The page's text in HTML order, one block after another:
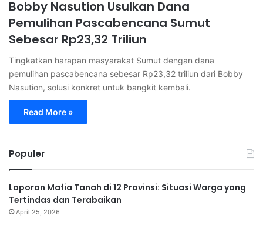
Bobby Nasution Usulkan Dana
Pemulihan Pascabencana Sumut
Sebesar Rp23,32 Triliun
Tingkatkan harapan masyarakat Sumut dengan dana
pemulihan pascabencana sebesar Rp23,32 triliun dari Bobby
Nasution, solusi konkret untuk bangkit kembali.
Read More »
Populer
Laporan Mafia Tanah di 12 Provinsi: Situasi Warga yang
Tertindas dan Terabaikan
April 25, 2026